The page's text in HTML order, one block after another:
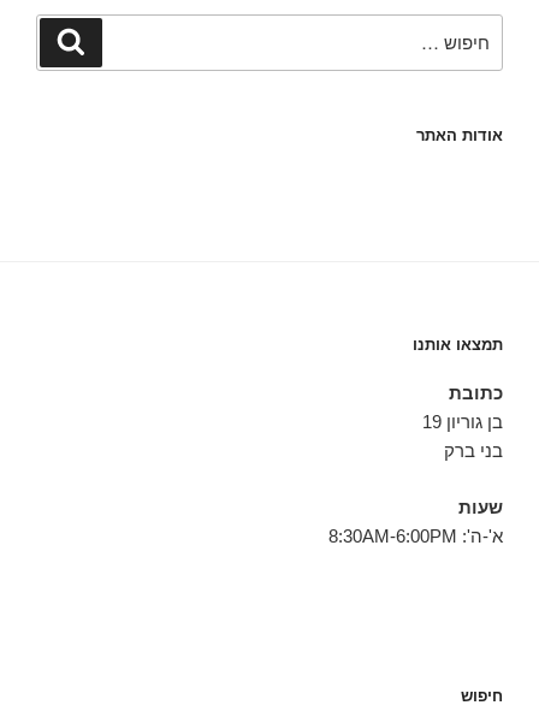
חיפוש
אודות האתר
תמצאו אותנו
כתובת
בן גוריון 19
בני ברק
שעות
א'-ה': 8:30AM-6:00PM
חיפוש